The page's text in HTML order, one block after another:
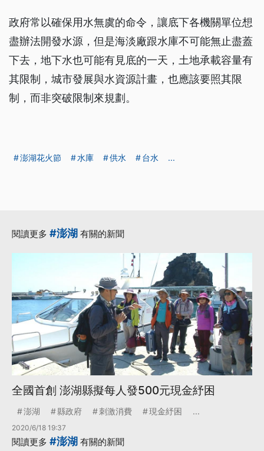
政府常以確保用水無虞的命令，讓底下各機關單位想
盡辦法開發水源，但是海淡廠跟水庫不可能無止盡蓋
下去，地下水也可能有見底的一天，土地承載容量有
其限制，城市發展與水資源計畫，也應該要照其限
制，而非突破限制來規劃。
澎湖花火節 水庫 供水 台水 ...
閱讀更多 #澎湖 有關的新聞
全國首創 澎湖縣擬每人發500元現金紓困
澎湖 縣政府 刺激消費 現金紓困 ...
2020/6/18 19:37
閱讀更多 #澎湖 有關的新聞